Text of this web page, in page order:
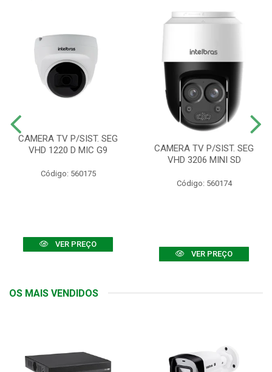
CAMERA TV P/SIST. SEG
VHD 1220 D MIC G9
Código: 560175
VER PREÇO
CAMERA TV P/SIST. SEG
VHD 3206 MINI SD
Código: 560174
VER PREÇO
OS MAIS VENDIDOS